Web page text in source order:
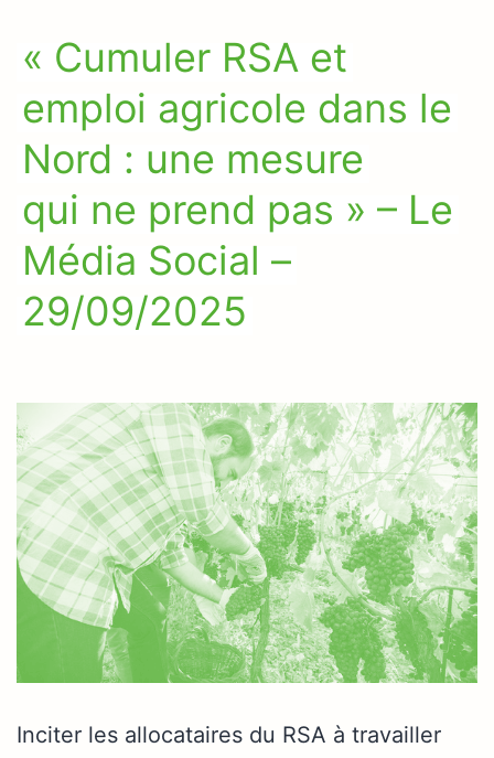
« Cumuler RSA et
emploi agricole dans le
Nord : une mesure
qui ne prend pas » – Le
Média Social –
29/09/2025
Inciter les allocataires du RSA à travailler